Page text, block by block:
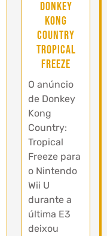
Donkey
Kong
Country
Tropical
Freeze
O anúncio
de Donkey
Kong
Country:
Tropical
Freeze para
o Nintendo
Wii U
durante a
última E3
deixou